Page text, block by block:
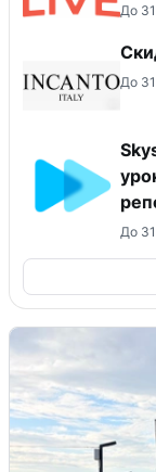
До
До
До